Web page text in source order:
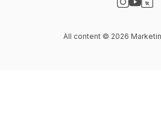
All content © 2026